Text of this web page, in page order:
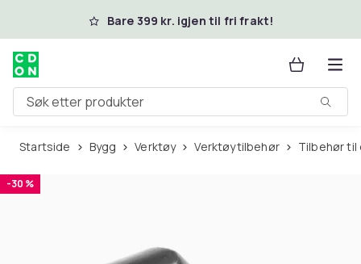
Hopp til hovedinnholdBare 399 kr. igjen til fri frakt!
Søk etter produkter
Startside Bygg Verktøy Verktøytilbehør Tilbehør
-30 %